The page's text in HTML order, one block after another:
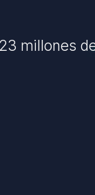
millones